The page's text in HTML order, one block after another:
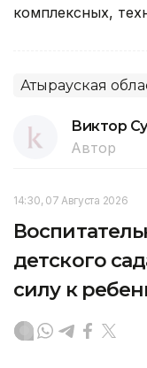
комплексных,
Атырауская
Виктор
Автор
14:30, 07 Августа 2026
детского
силу к